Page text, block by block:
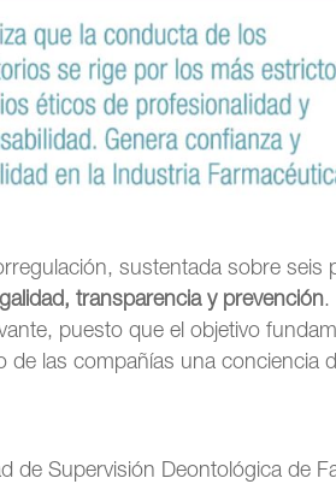
sustentada sobre
transparencia y prevención.
puesto que el objetivo
de las compañías una conciencia
de Supervisión Deontológica de